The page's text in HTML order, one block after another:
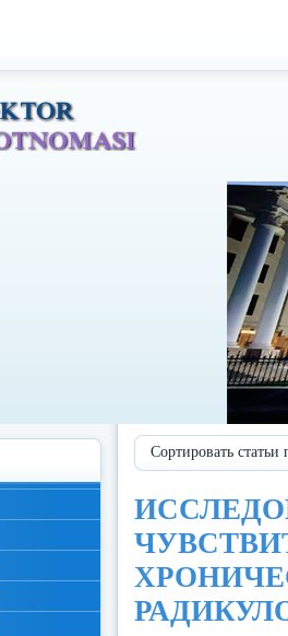
Сортировать